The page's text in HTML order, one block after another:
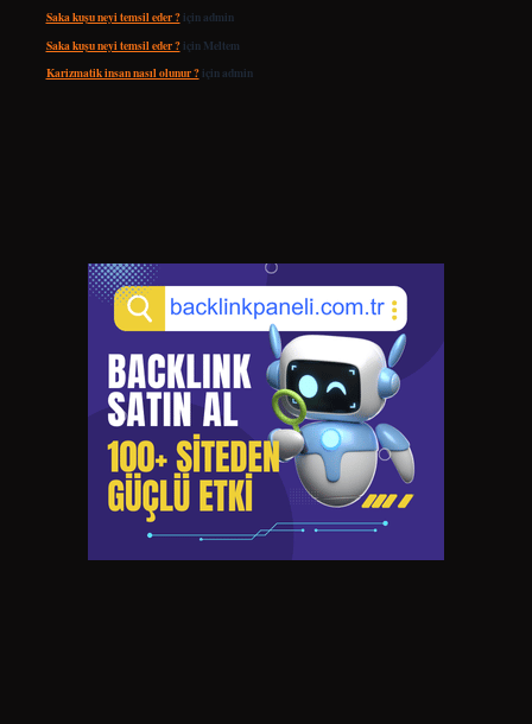
Saka kuşu neyi temsil eder ?içinadmin
Saka kuşu neyi temsil eder ?için Meltem
Karizmatik insan nasıl olunur ?içinadmin